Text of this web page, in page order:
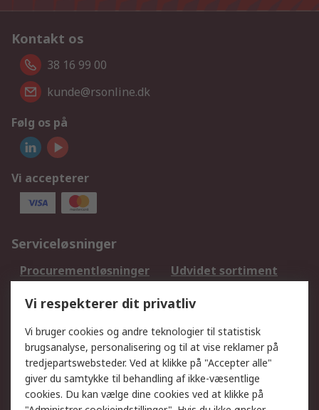
Kontakt os
38 16 99 00
kunde@rsonline.dk
Følg os på
Vi accepterer
Serviceløsninger
Procurementløsninger
Udvidet sortiment
DesignSpark
Teknisk Support
Dit lokale salgsteam
Eksportløsninger
Support
Få hjælp
Returnering
Vi respekterer dit privatliv
Vi bruger cookies og andre teknologier til statistisk
brugsanalyse, personalisering og til at vise reklamer på
tredjepartswebsteder. Ved at klikke på "Accepter alle"
giver du samtykke til behandling af ikke-væsentlige
cookies. Du kan vælge dine cookies ved at klikke på